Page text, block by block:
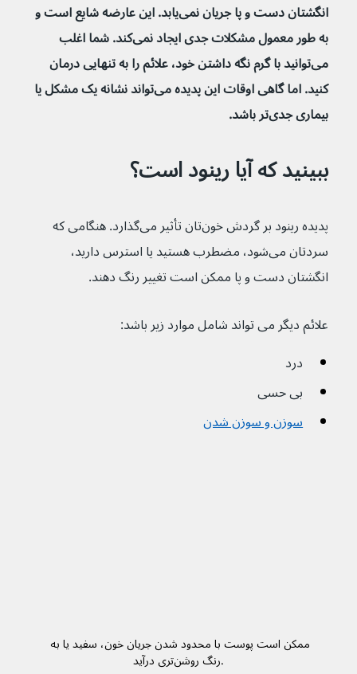
انگشتان دست و پا جریان نمی‌یابد. این عارضه شایع است و
به طور معمول مشکلات جدی ایجاد نمی‌کند. شما اغلب
می‌توانید با گرم نگه داشتن خود، علائم را به تنهایی درمان
کنید. اما گاهی اوقات این پدیده می‌تواند نشانه یک مشکل یا
بیماری جدی‌تر باشد.
ببینید که آیا رینود است؟
پدیده رینود بر گردش خون‌تان تأثیر می‌گذارد. هنگامی که
سردتان می‌شود، مضطرب هستید یا استرس دارید،
انگشتان دست و پا ممکن است تغییر رنگ دهند.
علائم دیگر می تواند شامل موارد زیر باشد:
درد
بی حسی
سوزن و سوزن شدن
ممکن است پوست با محدود شدن جریان خون، سفید یا به
رنگ روشن‌تری درآید.